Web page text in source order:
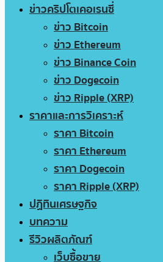
ข่าวคริปโตเคอเรนซี่
ข่าว Bitcoin
ข่าว Ethereum
ข่าว Binance Coin
ข่าว Dogecoin
ข่าว Ripple (XRP)
ราคาและการวิเคราะห์
ราคา Bitcoin
ราคา Ethereum
ราคา Dogecoin
ราคา Ripple (XRP)
ปฏิทินเศรษฐกิจ
บทความ
รีวิวผลิตภัณฑ์
เว็บซื้อขาย